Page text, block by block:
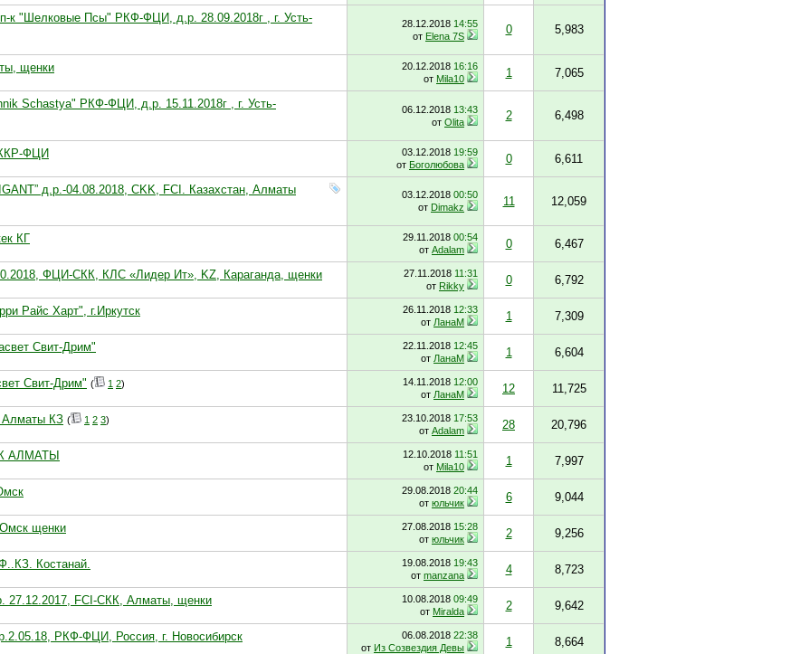
к "Шелковые Псы" РКФ-ФЦИ, д.р. 28.09.2018г , г. Усть-
28.12.2018 14:55
от Elena 7S 0 5,983
щенки 20.12.2018 16:16
от Mila10 1 7,065
Schastya" РКФ-ФЦИ, д.р. 15.11.2018г , г. Усть-
06.12.2018 13:43
от Olita 2 6,498
ФЦИ 03.12.2018 19:59
от Боголюбова 0 6,611
д.р.-04.08.2018, CKK, FCI. Казахстан, Алматы 03.12.2018 00:50
от Dimakz 11 12,059
КГ 29.11.2018 00:54
от Adalam 0 6,467
ФЦИ-CКК, КЛС «Лидер Ит», KZ, Караганда, щенки 27.11.2018 11:31
от Rikky 0 6,792
Райс Харт", г.Иркутск 26.11.2018 12:33
от ЛанаМ 1 7,309
Свит-Дрим" 22.11.2018 12:45
от ЛанаМ 1 6,604
Свит-Дрим" ( 1 2)
14.11.2018 12:00
от ЛанаМ 12 11,725
Алматы КЗ ( 1 2 3)
23.10.2018 17:53
от Adalam 28 20,796
АЛМАТЫ 12.10.2018 11:51
от Mila10 1 7,997
29.08.2018 20:44
от юльчик 6 9,044
щенки 27.08.2018 15:28
от юльчик 2 9,256
Костанай. 19.08.2018 19:43
от manzana 4 8,723
27.12.2017, FCI-СКК, Алматы, щенки 10.08.2018 09:49
от Miralda 2 9,642
РКФ-ФЦИ, Россия, г. Новосибирск 06.08.2018 22:38
от Из Созвездия Девы 1 8,664